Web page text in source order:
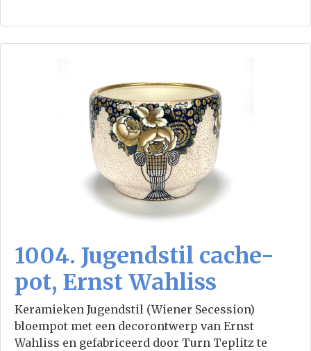
1004. Jugendstil cache-
pot, Ernst Wahliss
Keramieken Jugendstil (Wiener Secession)
bloempot met een decorontwerp van Ernst
Wahliss en gefabriceerd door Turn Teplitz te